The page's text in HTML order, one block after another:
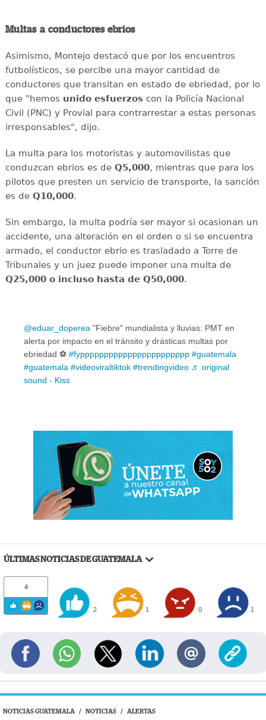
Multas a conductores ebrios
Asimismo, Montejo destacó que por los encuentros
futbolísticos, se percibe una mayor cantidad de
conductores que transitan en estado de ebriedad, por lo
que "hemos unido esfuerzoscon la Policía Nacional
Civil (PNC) y Provial para contrarrestar a estas personas
irresponsables", dijo.
La multa para los motoristas y automovilistas que
conduzcan ebrios es de Q5,000, mientras que para los
pilotos que presten un servicio de transporte, la sanción
es de Q10,000.
Sin embargo, la multa podría ser mayor si ocasionan un
accidente, una alteración en el orden o si se encuentra
armado, el conductor ebrio es trasladado a Torre de
Tribunales y un juez puede imponer una multa de
Q25,000 o incluso hasta de Q50,000.
@eduar_doperea ​"Fiebre" mundialista y lluvias: PMT en
alerta por impacto en el tránsito y drásticas multas por
ebriedad ⚽ #fyppppppppppppppppppppppp #guatemala
#guatemala #videoviraltiktok #trendingvideo ♬ original
sound - Kiss
ÚLTIMAS NOTICIAS DE GUATEMALA
4
2 1 0 1
NOTICIAS GUATEMALA / NOTICIAS / ALERTAS